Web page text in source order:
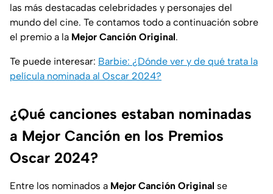
las más destacadas celebridades y personajes del
mundo del cine. Te contamos todo a continuación sobre
el premio a la Mejor Canción Original.
Te puede interesar: Barbie: ¿Dónde ver y de qué trata la
película nominada al Oscar 2024?
¿Qué canciones estaban nominadas
a Mejor Canción en los Premios
Oscar 2024?
Entre los nominados a Mejor Canción Original se